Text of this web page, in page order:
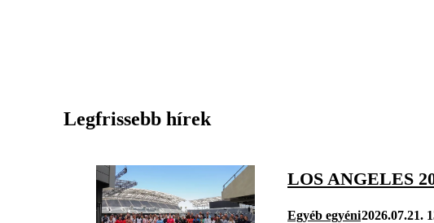
Legfrissebb hírek
LOS ANGELES
Egyéb egyéni2026.07.21.